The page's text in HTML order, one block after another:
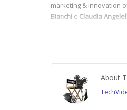
marketing & innovation
Bianchi e Claudia
Category:WeChangeIT
Tags:#WeChangeIT Forum
About